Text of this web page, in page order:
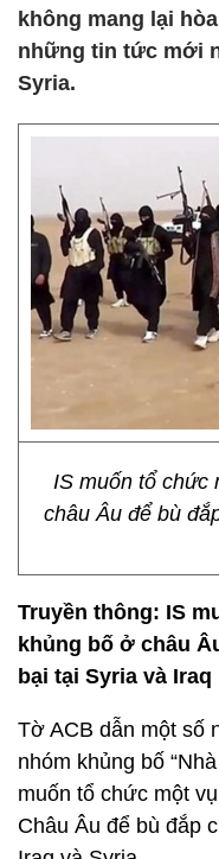
không mang lại
những tin tức mới
Syria.
IS muốn tổ chức
châu Âu để bù
Truyền thông: IS
khủng bố ở châu
bại tại Syria và Iraq
Tờ ACB dẫn một số
nhóm khủng bố
muốn tổ chức một
Châu Âu để bù đắp